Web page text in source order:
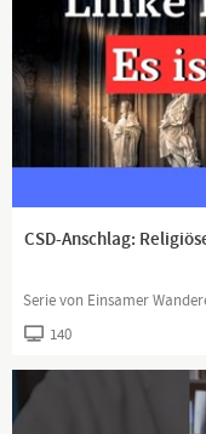
Die Bürgerinitiative
professionelle
erste seriöse
heimatliebende
Mehrheit von
Stimme zu schenken
CSD-Anschlag:
Serie von Einsamer
140